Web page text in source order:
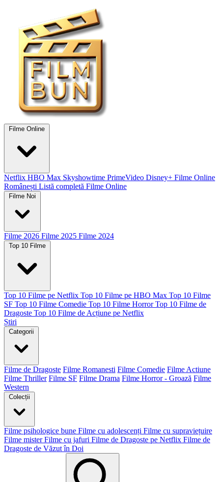
Filme Online
Netflix HBO Max Skyshowtime PrimeVideo Disney+ Filme Online
Românești Listă completă Filme Online
Filme Noi
Filme 2026 Filme 2025 Filme 2024
Top 10 Filme
Top 10 Filme pe Netflix Top 10 Filme pe HBO Max Top 10 Filme
SF Top 10 Filme Comedie Top 10 Filme Horror Top 10 Filme de
Dragoste Top 10 Filme de Acțiune pe Netflix
Știri
Categorii
Filme de Dragoste Filme Romanesti Filme Comedie Filme Actiune
Filme Thriller Filme SF Filme Drama Filme Horror - Groază Filme
Western
Colecții
Filme psihologice bune Filme cu adolescenți Filme cu supraviețuire
Filme mister Filme cu jafuri Filme de Dragoste pe Netflix Filme de
Dragoste de Văzut în Doi